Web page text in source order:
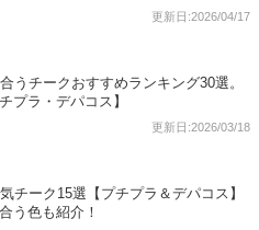
更新日:2026/04/17
うチークおすすめランキング30選。
プラ・デパコス】
更新日:2026/03/18
チーク15選【プチプラ＆デパコス】
う色も紹介！